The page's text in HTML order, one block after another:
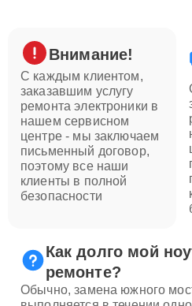
Внимание!
С каждым клиентом,
заказавшим услугу
ремонта электроники в
нашем сервисном
центре - мы заключаем
письменный договор,
поэтому все наши
клиенты в полной
безопасности
Как долго мой
ремонте?
Обычно, замена южного